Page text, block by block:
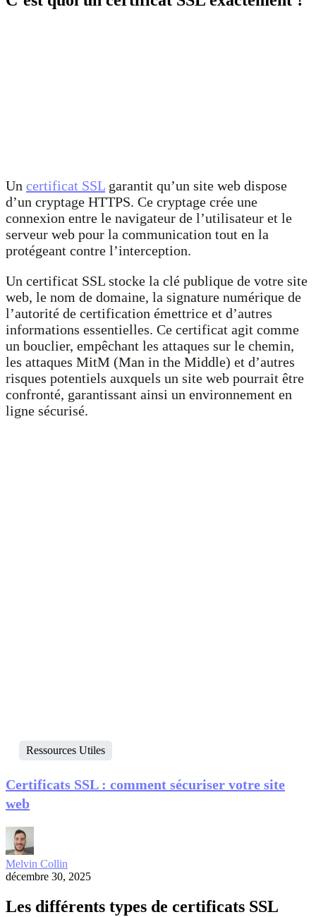
Un certificat SSL garantit qu’un site web dispose
d’un cryptage HTTPS. Ce cryptage crée une
connexion entre le navigateur de l’utilisateur et le
serveur web pour la communication tout en la
protégeant contre l’interception.
Un certificat SSL stocke la clé publique de votre site
web, le nom de domaine, la signature numérique de
l’autorité de certification émettrice et d’autres
informations essentielles. Ce certificat agit comme
un bouclier, empêchant les attaques sur le chemin,
les attaques MitM (Man in the Middle) et d’autres
risques potentiels auxquels un site web pourrait être
confronté, garantissant ainsi un environnement en
ligne sécurisé.
Ressources Utiles
Certificats SSL : comment sécuriser votre site
web
Melvin Collin
décembre 30, 2025
Les différents types de certificats SSL